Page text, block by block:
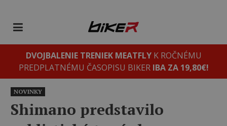
DVOJBALENIE TRENIEK MEATFLYK ROČNÉMU
PREDPLATNÉMU ČASOPISU BIKER IBA ZA 19,80€!
NOVINKY
Shimano predstavilo